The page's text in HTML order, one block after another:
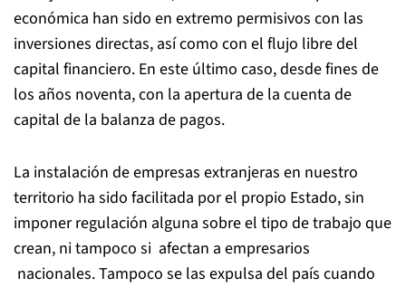
económica han sido en extremo permisivos con las
inversiones directas, así como con el flujo libre del
capital financiero. En este último caso, desde fines de
los años noventa, con la apertura de la cuenta de
capital de la balanza de pagos.
La instalación de empresas extranjeras en nuestro
territorio ha sido facilitada por el propio Estado, sin
imponer regulación alguna sobre el tipo de trabajo que
crean, ni tampoco si afectan a empresarios
nacionales. Tampoco se las expulsa del país cuando